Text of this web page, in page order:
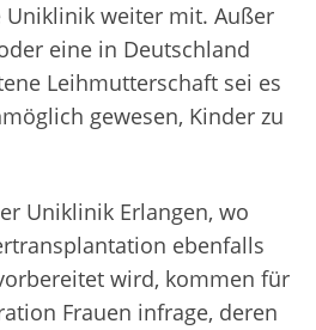
Uniklinik weiter mit. Außer
eine in Deutschland
Leihmutterschaft sei es
gewesen, Kinder zu
Uniklinik Erlangen, wo
ebenfalls
wird, kommen für
Frauen infrage, deren